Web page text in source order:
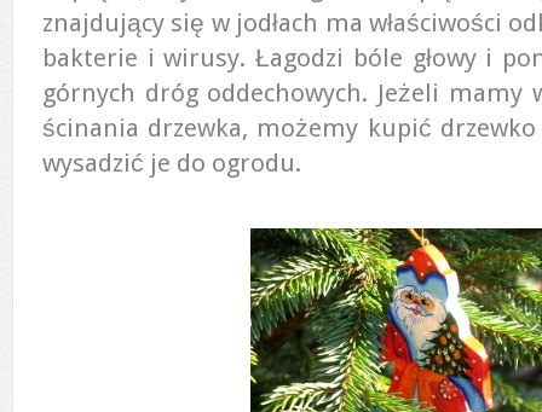
znajdujący się w jodłach ma właściwości
bakterie i wirusy. Łagodzi bóle głowy i
górnych dróg oddechowych. Jeżeli mamy
ścinania drzewka, możemy kupić
wysadzić je do ogrodu.